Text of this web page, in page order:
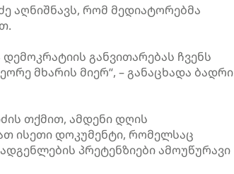
აღნიშნავს, რომ მედიატორებმა
განვითარებას ჩვენს
მხარის მიერ“, – განაცხადა ბადრი
თქმით, ამდენი დღის
ისეთი დოკუმენტი, რომელსაც
პრეტენზიები ამოუწურავი